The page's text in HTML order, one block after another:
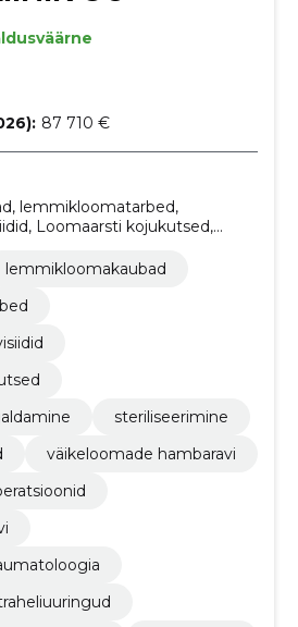
87 710 €
lemmikloomatarbed,
Loomaarsti kojukutsed,
paigaldamine,
Väikeloomade
operatsioonid
lemmikloomakaubad
steriliseerimine
väikeloomade hambaravi